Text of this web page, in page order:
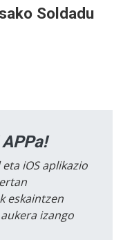
Soldadu
iOS aplikazio
eskaintzen
izango